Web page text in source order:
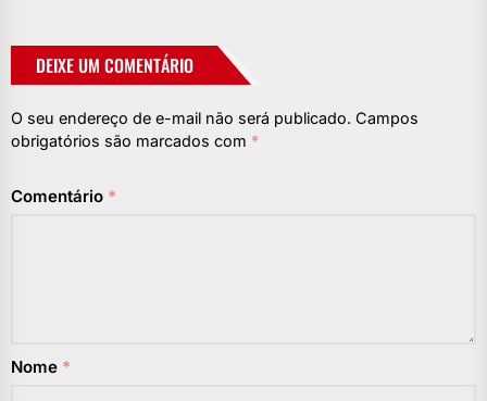
DEIXE UM COMENTÁRIO
O seu endereço de e-mail não será publicado. Campos
obrigatórios são marcados com *
Comentário *
Nome *